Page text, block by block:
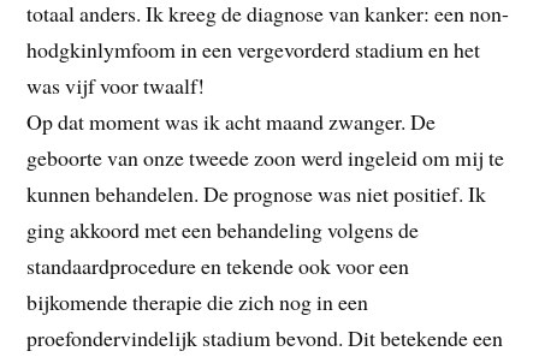
totaal anders. Ik kreeg de diagnose van kanker: een non-
hodgkinlymfoom in een vergevorderd stadium en het
was vijf voor twaalf!
Op dat moment was ik acht maand zwanger. De
geboorte van onze tweede zoon werd ingeleid om mij te
kunnen behandelen. De prognose was niet positief. Ik
ging akkoord met een behandeling volgens de
standaardprocedure en tekende ook voor een
bijkomende therapie die zich nog in een
proefondervindelijk stadium bevond. Dit betekende een